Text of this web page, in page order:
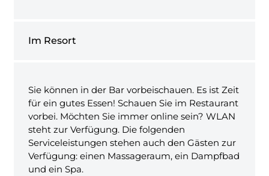
Im Resort
Sie können in der Bar vorbeischauen. Es ist Zeit
für ein gutes Essen! Schauen Sie im Restaurant
vorbei. Möchten Sie immer online sein? WLAN
steht zur Verfügung. Die folgenden
Serviceleistungen stehen auch den Gästen zur
Verfügung: einen Massageraum, ein Dampfbad
und ein Spa.